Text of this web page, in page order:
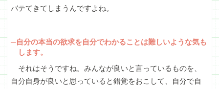
バテてきてしまうんですよね。
─自分の本当の欲求を自分でわかることは難しいような気も
します。
それはそうですね。みんなが良いと言っているものを、
自分自身が良いと思っていると錯覚をおこして、自分で自